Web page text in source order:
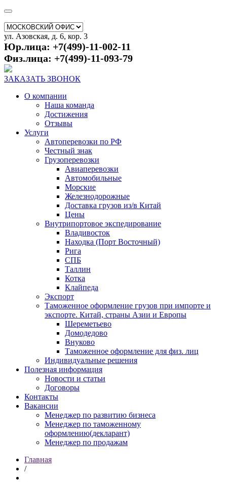
ул. Азовская, д. 6, кор. 3
Юр.лица: +7(499)-11-002-11
Физ.лица: +7(499)-11-093-79
ЗАКАЗАТЬ ЗВОНОК
О компании
Наша команда
Достижения
Отзывы
Услуги
Автоперевозки по РФ
Честный знак
Грузоперевозки
Авиаперевозки
Автомобильные
Морские
Железнодорожные
Доставка грузов из/в Китай
Цены
Внутрипортовое экспедирование
Владивосток
Находка (Порт Восточный)
Рига
СПБ
Таллин
Котка
Клайпеда
Экспорт
Таможенное оформление грузов при импорте и
экспорте. Китай, страны Азии и Европы
Шереметьево
Домодедово
Внуково
Таможенное оформление для физ. лиц
Индивидуальные решения
Полезная информация
Новости и статьи
Договоры
Контакты
Вакансии
Менеджер по развитию бизнеса
Менеджер по таможенному
оформлению(декларант)
Менеджер по продажам
Главная
/